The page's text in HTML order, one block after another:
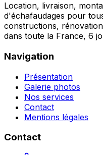
Location, livraison,
d'échafaudages pour
constructions,
dans toute la France, 6
Navigation
Présentation
Galerie photos
Nos services
Contact
Mentions légales
Contact